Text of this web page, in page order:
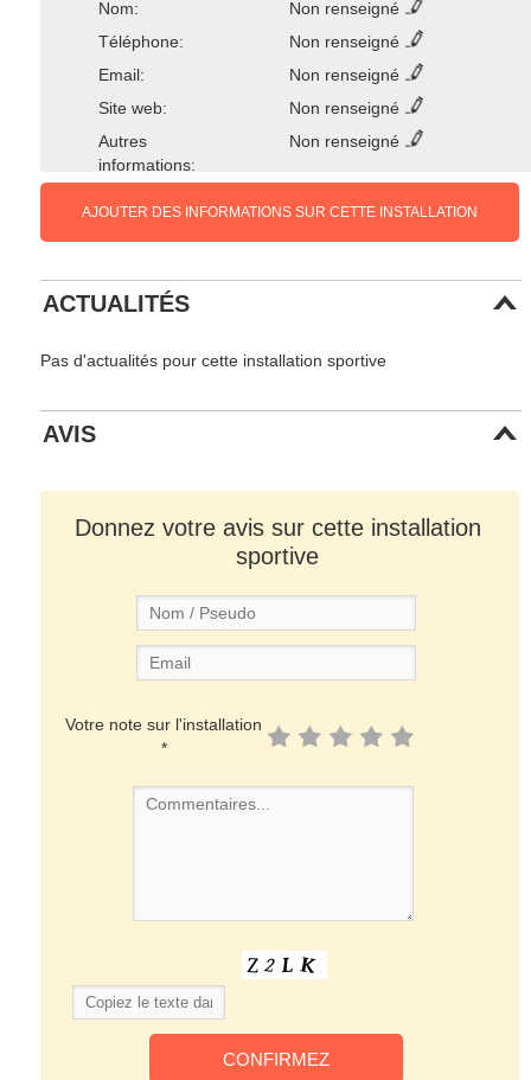
Nom:
Non renseigné
Téléphone:
Non renseigné
Email:
Non renseigné
Site web:
Non renseigné
Autres
informations:
Non renseigné
AJOUTER DES INFORMATIONS SUR CETTE INSTALLATION
ACTUALITÉS
Pas d'actualités pour cette installation sportive
AVIS
Donnez votre avis sur cette installation
sportive
Votre note sur l'installation
*